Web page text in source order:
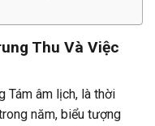
Thu Và Việc
Tám âm lịch, là thời
năm, biểu tượng